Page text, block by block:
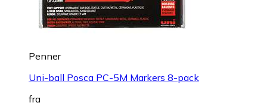
Penner
Uni-ball Posca PC-5M Markers 8-pack
fra